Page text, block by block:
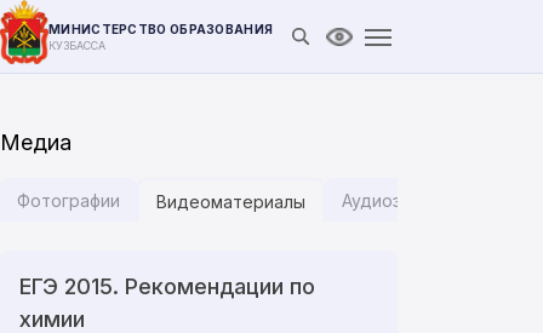
МИНИСТЕРСТВО ОБРАЗОВАНИЯ
КУЗБАССА Открыть поиск
Версия для
Медиа
Фотографии Видеоматериалы Аудиозаписи
ЕГЭ 2015. Рекомендации по
химии